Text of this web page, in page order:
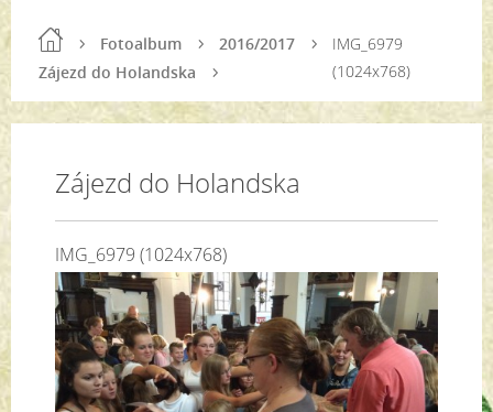
Fotoalbum
2016/2017
Zájezd do Holandska
IMG_6979
(1024x768)
Zájezd do Holandska
IMG_6979 (1024x768)